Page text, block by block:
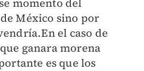
momento del
México sino por
el caso de
ganara morena
es que los